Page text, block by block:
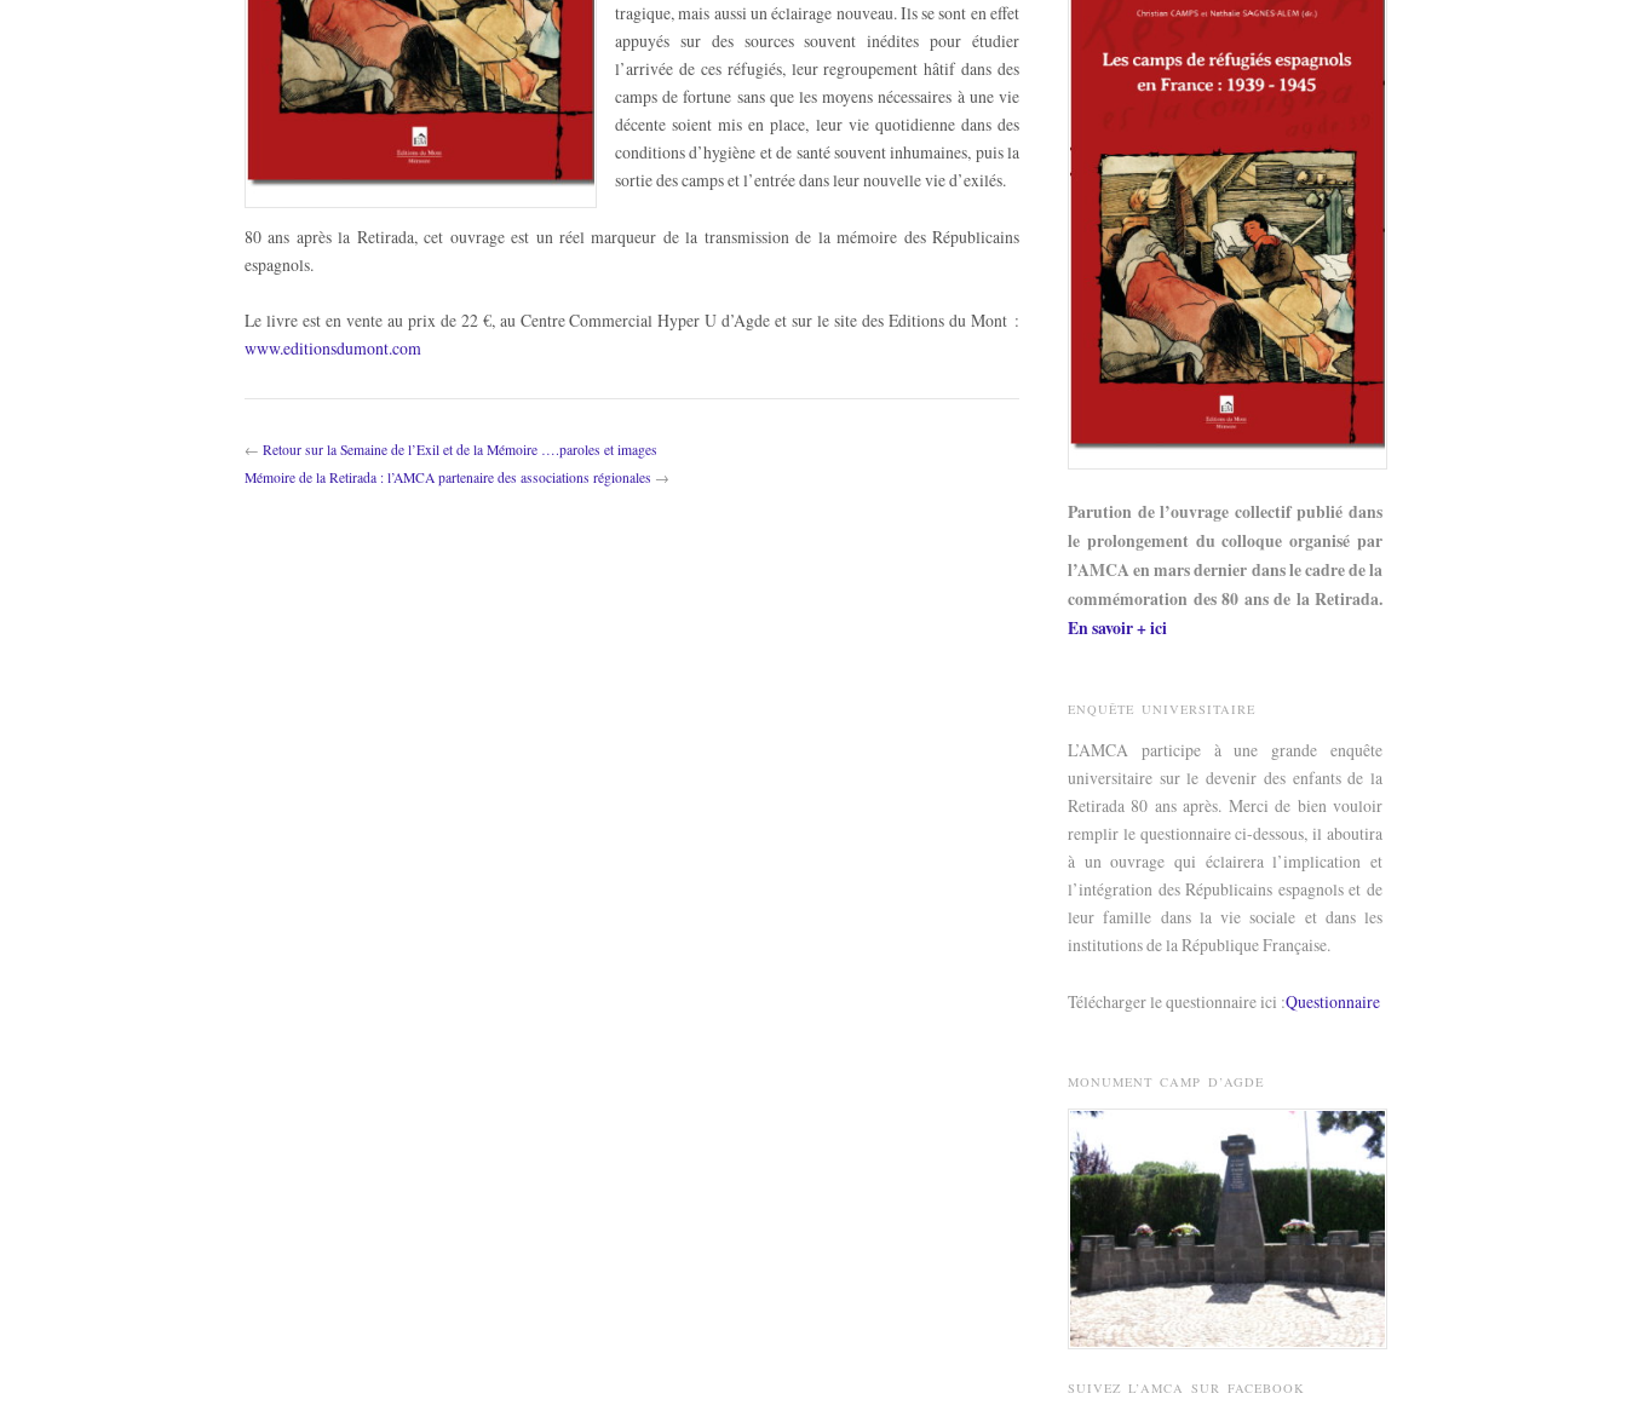
tragique, mais aussi un éclairage nouveau. Ils se sont en effet
appuyés sur des sources souvent inédites pour étudier
l’arrivée de ces réfugiés, leur regroupement hâtif dans des
camps de fortune sans que les moyens nécessaires à une vie
décente soient mis en place, leur vie quotidienne dans des
conditions d’hygiène et de santé souvent inhumaines, puis la
sortie des camps et l’entrée dans leur nouvelle vie d’exilés.
80 ans après la Retirada, cet ouvrage est un réel marqueur de la transmission de la mémoire des Républicains
espagnols.
Le livre est en vente au prix de 22 €, au Centre Commercial Hyper U d’Agde et sur le site des Editions du Mont :
www.editionsdumont.com
← Retour sur la Semaine de l’Exil et de la Mémoire ….paroles et images
Mémoire de la Retirada : l’AMCA partenaire des associations régionales →
Parution de l’ouvrage collectif publié dans
le prolongement du colloque organisé par
l’AMCA en mars dernier dans le cadre de la
commémoration des 80 ans de la Retirada.
En savoir + ici
ENQUÊTE UNIVERSITAIRE
L’AMCA participe à une grande enquête
universitaire sur le devenir des enfants de la
Retirada 80 ans après. Merci de bien vouloir
remplir le questionnaire ci-dessous, il aboutira
à un ouvrage qui éclairera l’implication et
l’intégration des Républicains espagnols et de
leur famille dans la vie sociale et dans les
institutions de la République Française.
Télécharger le questionnaire ici :Questionnaire
MONUMENT CAMP D’AGDE
SUIVEZ L’AMCA SUR FACEBOOK